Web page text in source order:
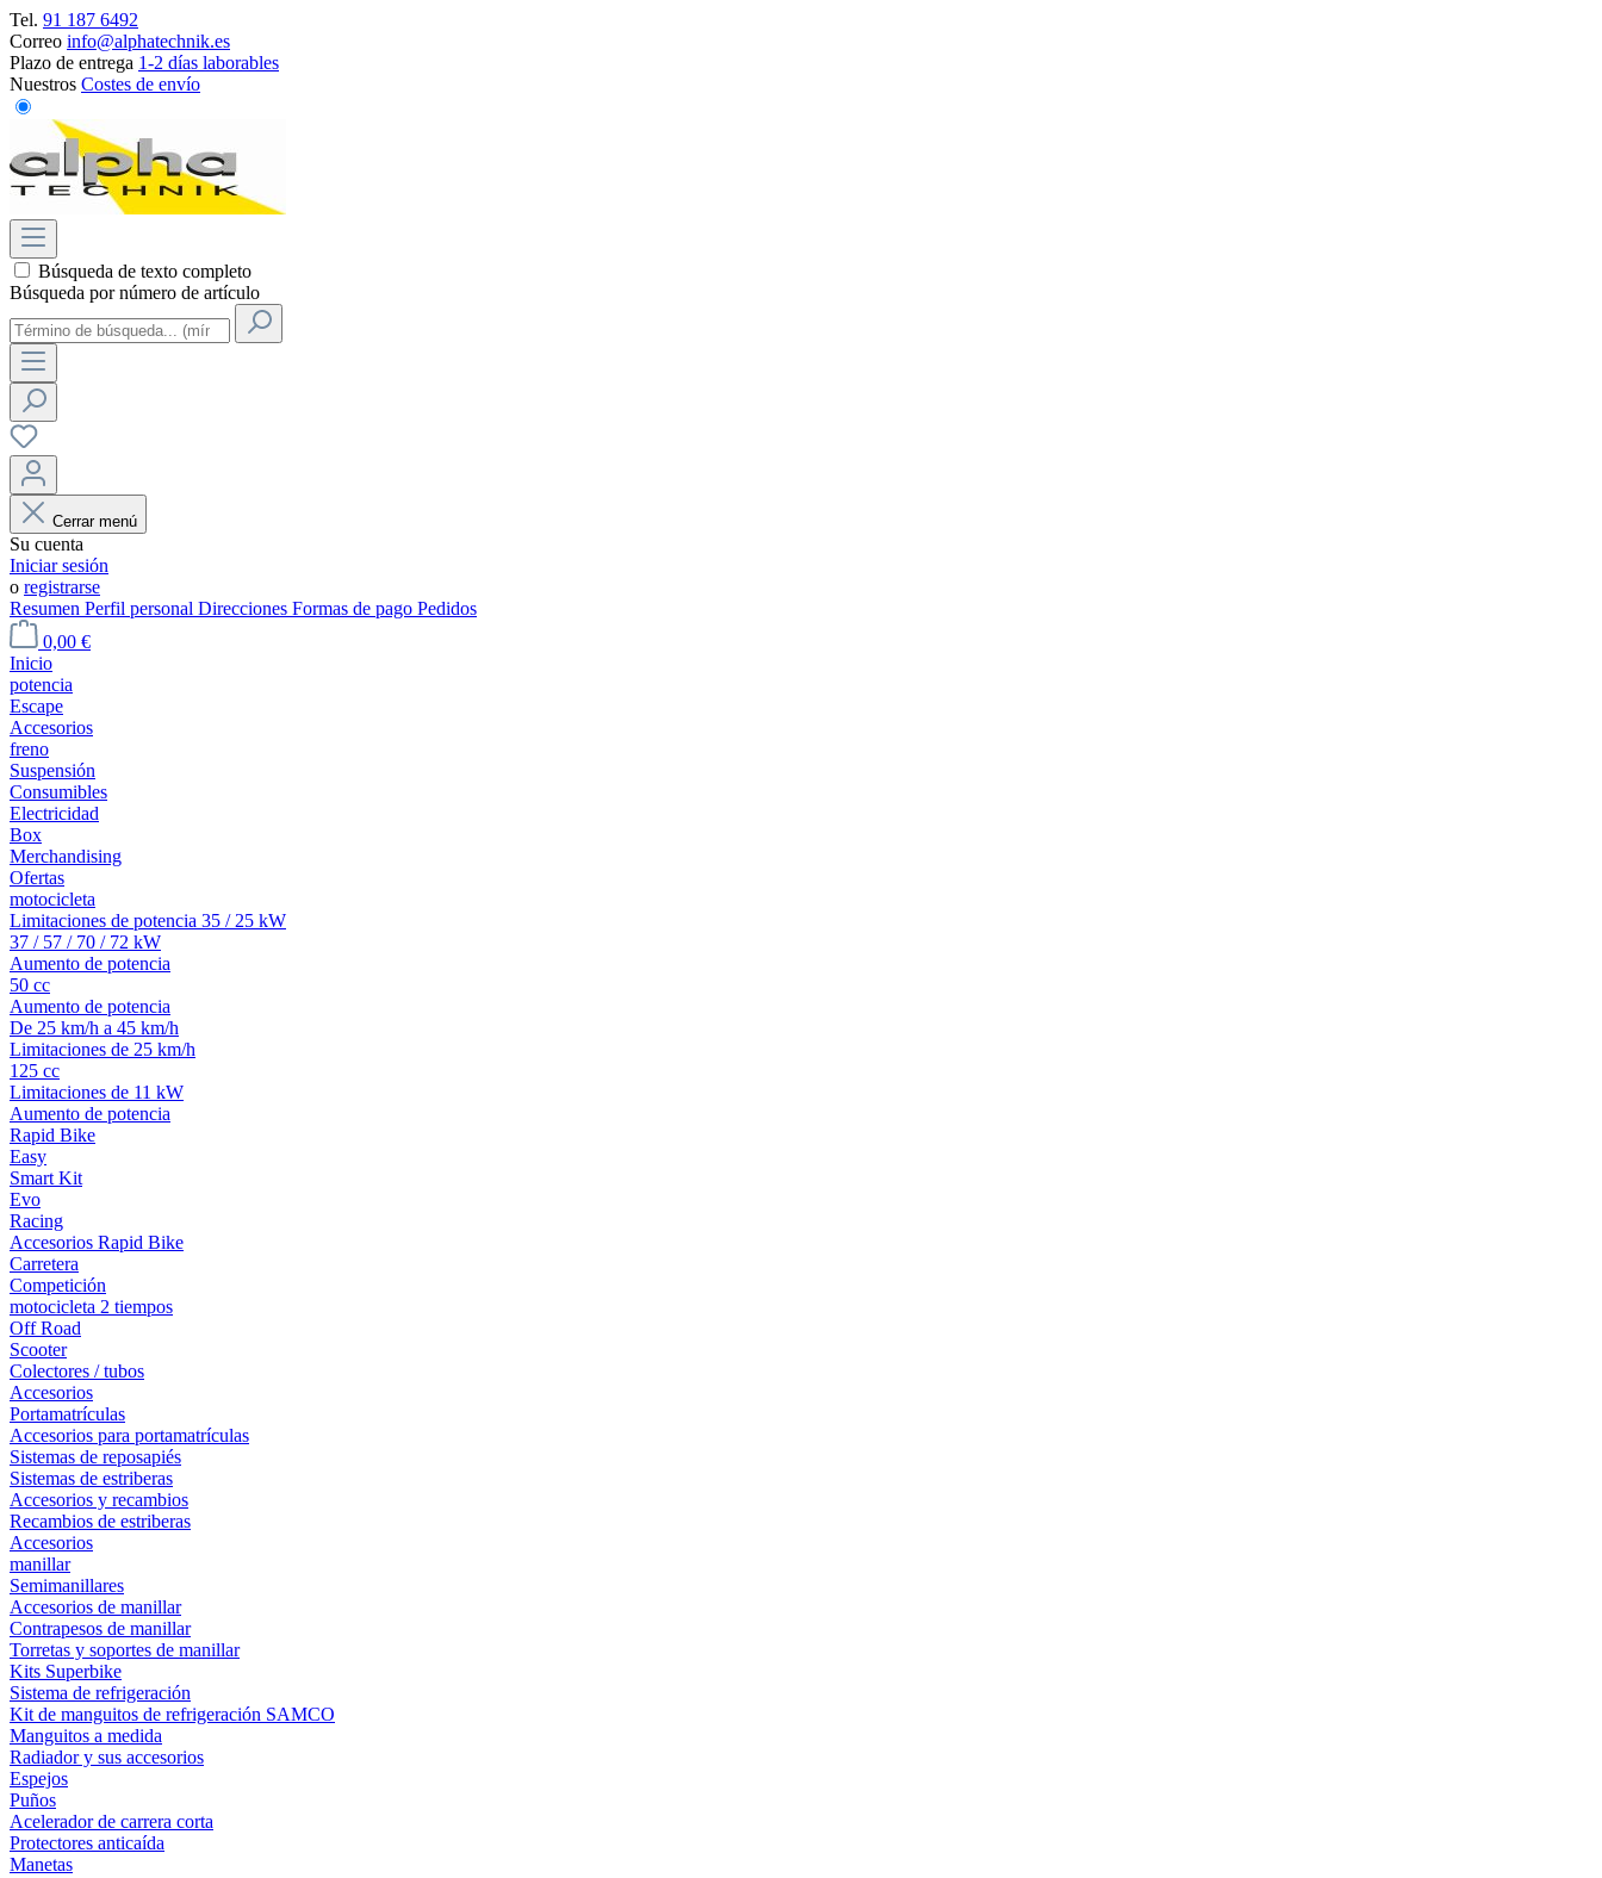
Tel. 91 187 6492
Correo info@alphatechnik.es
Plazo de entrega 1-2 días laborables
Nuestros Costes de envío
Búsqueda de texto completo
Búsqueda por número de artículo
Cerrar menú
Su cuenta
Iniciar sesión
o registrarse
Resumen Perfil personal Direcciones Formas de pago Pedidos
0,00 €
Inicio
potencia
Escape
Accesorios
freno
Suspensión
Consumibles
Electricidad
Box
Merchandising
Ofertas
motocicleta
Limitaciones de potencia 35 / 25 kW
37 / 57 / 70 / 72 kW
Aumento de potencia
50 cc
Aumento de potencia
De 25 km/h a 45 km/h
Limitaciones de 25 km/h
125 cc
Limitaciones de 11 kW
Aumento de potencia
Rapid Bike
Easy
Smart Kit
Evo
Racing
Accesorios Rapid Bike
Carretera
Competición
motocicleta 2 tiempos
Off Road
Scooter
Colectores / tubos
Accesorios
Portamatrículas
Accesorios para portamatrículas
Sistemas de reposapiés
Sistemas de estriberas
Accesorios y recambios
Recambios de estriberas
Accesorios
manillar
Semimanillares
Accesorios de manillar
Contrapesos de manillar
Torretas y soportes de manillar
Kits Superbike
Sistema de refrigeración
Kit de manguitos de refrigeración SAMCO
Manguitos a medida
Radiador y sus accesorios
Espejos
Puños
Acelerador de carrera corta
Protectores anticaída
Manetas